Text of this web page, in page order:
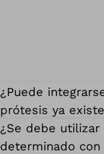
¿Puede
prótesis ya
¿Se debe utilizar
determinado